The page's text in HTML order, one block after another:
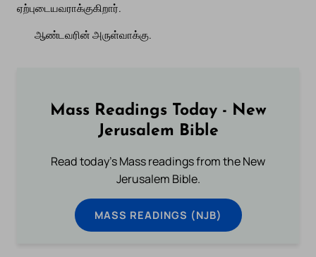
ஏற்புடையவராக்குகிறார்.
ஆண்டவரின் அருள்வாக்கு.
Mass Readings Today - New
Jerusalem Bible
Read today's Mass readings from the New
Jerusalem Bible.
MASS READINGS (NJB)